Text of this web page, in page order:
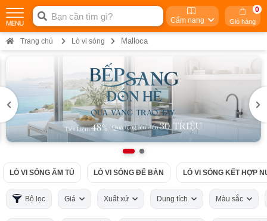
Cẩm nang Giỏ hàng
0
Trang chủ Lò vi sóng Malloca
LÒ VI SÓNG ÂM TỦ LÒ VI SÓNG ĐỂ BÀN LÒ VI SÓNG KẾT HỢP
Bộ lọc Giá Xuất xứ Dung tích Màu sắc